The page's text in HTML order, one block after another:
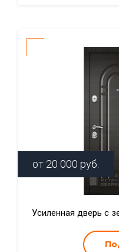
от 20 000 руб.
Усиленная дверь с